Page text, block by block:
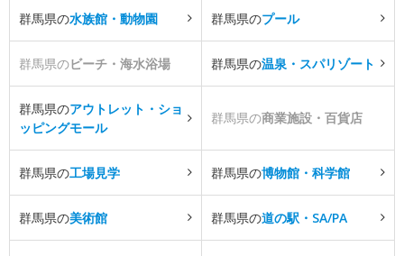
群馬県の水族館・動物園 群馬県のプール
群馬県のビーチ・海水浴場 群馬県の温泉・スパリゾート
群馬県のアウトレット・ショ
ッピングモール
群馬県の商業施設・百貨店
群馬県の工場見学 群馬県の博物館・科学館
群馬県の美術館 群馬県の道の駅・SA/PA